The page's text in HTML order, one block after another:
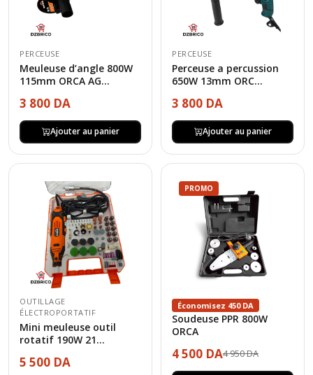
PERCEUSE
Meuleuse d’angle 800W
115mm ORCA AG...
3 800 DA
Ajouter au panier
PERCEUSE
Perceuse a percussion
650W 13mm ORC...
3 800 DA
Ajouter au panier
OUTILLAGE
ÉLECTROPORTATIF
Mini meuleuse outil
rotatif 190W 21...
5 500 DA
PROMO
Économisez 450 DA
Soudeuse PPR 800W
ORCA
4 500 DA4 950 DA